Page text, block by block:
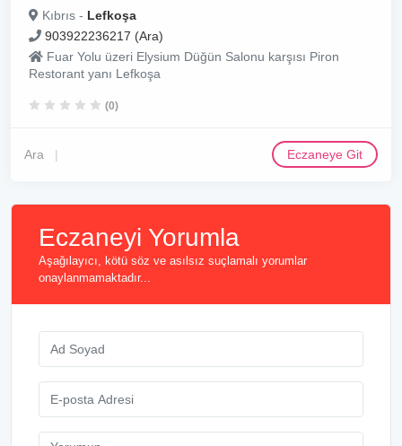
Kıbrıs - Lefkoşa
903922236217 (Ara)
Fuar Yolu üzeri Elysium Düğün Salonu karşısı Piron
Restorant yanı Lefkoşa
(0)
Ara Eczaneye Git
Eczaneyi Yorumla
Aşağılayıcı, kötü söz ve asılsız suçlamalı yorumlar
onaylanmamaktadır...